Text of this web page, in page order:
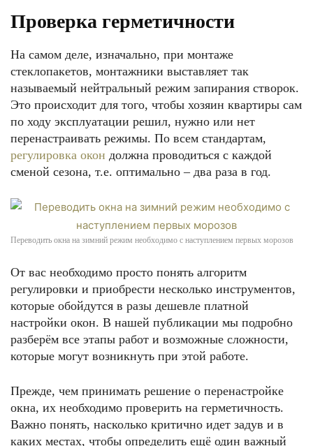
Проверка герметичности
На самом деле, изначально, при монтаже
стеклопакетов, монтажники выставляет так
называемый нейтральный режим запирания створок.
Это происходит для того, чтобы хозяин квартиры сам
по ходу эксплуатации решил, нужно или нет
перенастраивать режимы. По всем стандартам,
регулировка окон должна проводиться с каждой
сменой сезона, т.е. оптимально – два раза в год.
Переводить окна на зимний режим необходимо с наступлением первых морозов
От вас необходимо просто понять алгоритм
регулировки и приобрести несколько инструментов,
которые обойдутся в разы дешевле платной
настройки окон. В нашей публикации мы подробно
разберём все этапы работ и возможные сложности,
которые могут возникнуть при этой работе.
Прежде, чем принимать решение о перенастройке
окна, их необходимо проверить на герметичность.
Важно понять, насколько критично идет задув и в
каких местах, чтобы определить ещё один важный